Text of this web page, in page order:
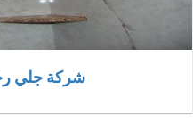
شركة جلي